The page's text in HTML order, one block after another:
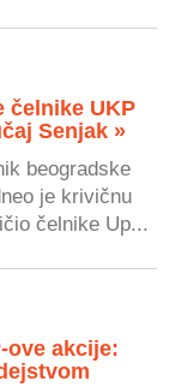
čelnike UKP
Senjak »
beogradske
je krivičnu
čelnike Up...
ove akcije: